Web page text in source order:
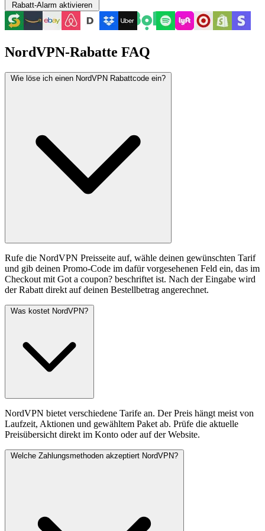
Rabatt-Alarm aktivieren
NordVPN-Rabatte FAQ
Wie löse ich einen NordVPN Rabattcode ein?
Rufe die NordVPN Preisseite auf, wähle deinen gewünschten Tarif
und gib deinen Promo-Code im dafür vorgesehenen Feld ein, das im
Checkout mit Got a coupon? beschriftet ist. Nach der Eingabe wird
der Rabatt direkt auf deinen Bestellbetrag angerechnet.
Was kostet NordVPN?
NordVPN bietet verschiedene Tarife an. Der Preis hängt meist von
Laufzeit, Aktionen und gewähltem Paket ab. Prüfe die aktuelle
Preisübersicht direkt im Konto oder auf der Website.
Welche Zahlungsmethoden akzeptiert NordVPN?